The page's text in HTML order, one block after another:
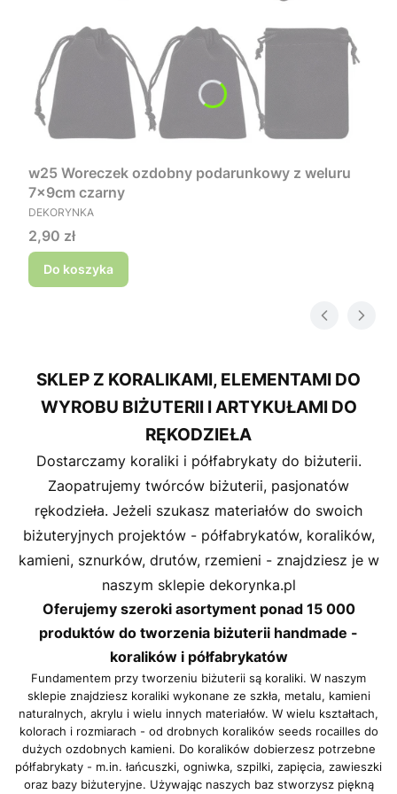
w25 Woreczek ozdobny podarunkowy z weluru
7x9cm czarny
PRODUCENT
DEKORYNKA
Cena
2,90 zł
Do koszyka
SKLEP Z KORALIKAMI, ELEMENTAMI DO
WYROBU BIŻUTERII I ARTYKUŁAMI DO
RĘKODZIEŁA
Dostarczamy koraliki i półfabrykaty do biżuterii.
Zaopatrujemy twórców biżuterii, pasjonatów
rękodzieła. Jeżeli szukasz materiałów do swoich
biżuteryjnych projektów - półfabrykatów, koralików,
kamieni, sznurków, drutów, rzemieni - znajdziesz je w
naszym sklepie dekorynka.pl
Oferujemy szeroki asortyment ponad 15 000
produktów do tworzenia biżuterii handmade -
koralików i półfabrykatów
Fundamentem przy tworzeniu biżuterii są koraliki. W naszym
sklepie znajdziesz koraliki wykonane ze szkła, metalu, kamieni
naturalnych, akrylu i wielu innych materiałów. W wielu kształtach,
kolorach i rozmiarach - od drobnych koralików seeds rocailles do
dużych ozdobnych kamieni. Do koralików dobierzesz potrzebne
półfabrykaty - m.in. łańcuszki, ogniwka, szpilki, zapięcia, zawieszki
oraz bazy biżuteryjne. Używając naszych baz stworzysz piękną